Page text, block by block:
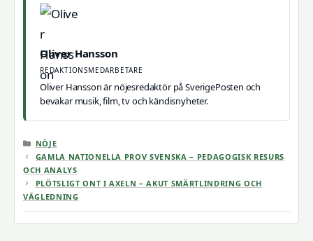
Oliver Hansson
REDAKTIONSMEDARBETARE
Oliver Hansson är nöjesredaktör på SverigePosten och
bevakar musik, film, tv och kändisnyheter.
KATEGORIER
NÖJE
GAMLA NATIONELLA PROV SVENSKA – PEDAGOGISK RESURS
OCH ANALYS
PLÖTSLIGT ONT I AXELN – AKUT SMÄRTLINDRING OCH
VÄGLEDNING